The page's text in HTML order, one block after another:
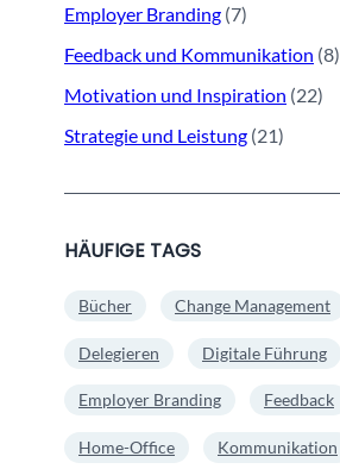
Employer Branding (7)
Feedback und Kommunikation (8)
Motivation und Inspiration (22)
Strategie und Leistung (21)
HÄUFIGE TAGS
Bücher Change Management
Delegieren Digitale Führung
Employer Branding Feedback
Home-Office Kommunikation